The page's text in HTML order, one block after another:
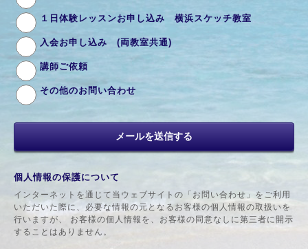
１日体験レッスンお申し込み 横浜スケッチ教室
入会お申し込み (両教室共通)
講師ご依頼
その他のお問い合わせ
個人情報の保護について
インターネットを通じて当ウェブサイトの「お問い合わせ」をご利用
いただいた際に、必要な情報の元となるお客様の個人情報の取扱いを
行いますが、 お客様の個人情報を、お客様の同意なしに第三者に開示
することはありません。